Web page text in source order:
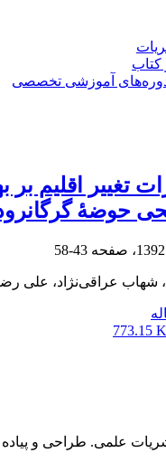
کتاب
دوره‌های آموزشی تخصصی
تغییر اقلیم بر
حوضۀ
43-58
شهاب عراقی‌نژاد، علی
773.15 K
علمی. طراحی و